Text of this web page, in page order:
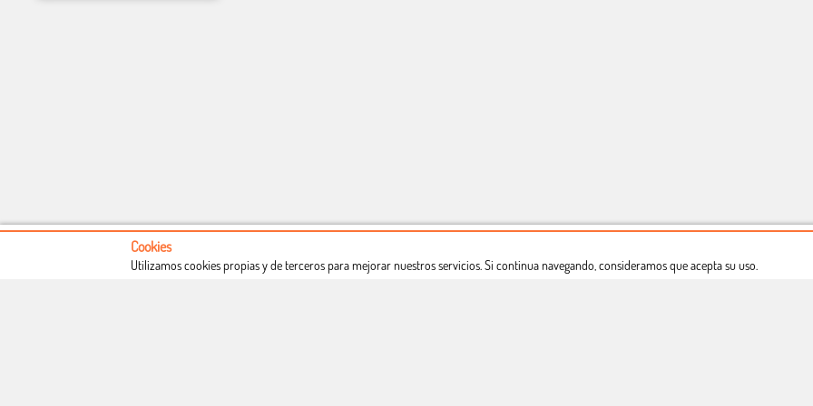
Condiciones de uso Proceso de compra Dónde estamos Política privacidad Derecho a desistimiento
Cookies
Utilizamos cookies propias y de terceros para mejorar nuestros servicios. Si continua navegando, consideramos que acepta su uso.